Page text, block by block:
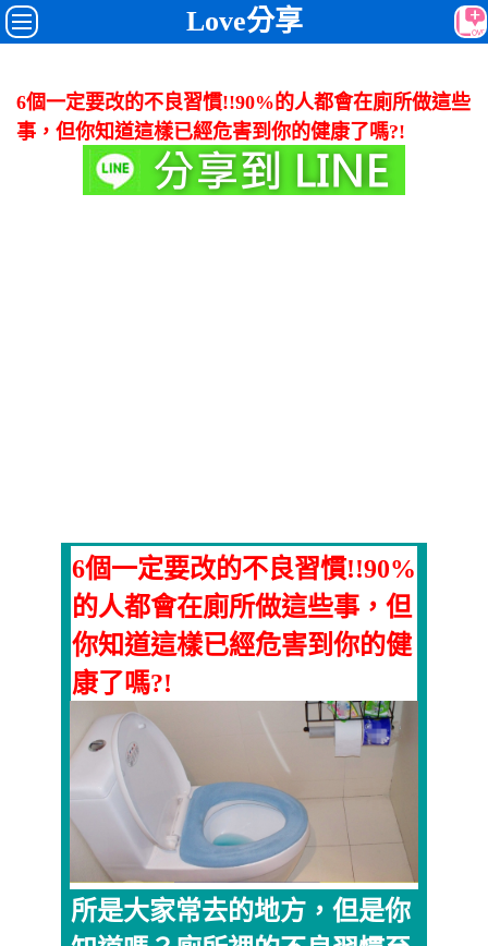
Love分享
6個一定要改的不良習慣!!90%的人都會在廁所做這些
事，但你知道這樣已經危害到你的健康了嗎?!
6個一定要改的不良習慣!!90%
的人都會在廁所做這些事，但
你知道這樣已經危害到你的健
康了嗎?!
所是大家常去的地方，但是你